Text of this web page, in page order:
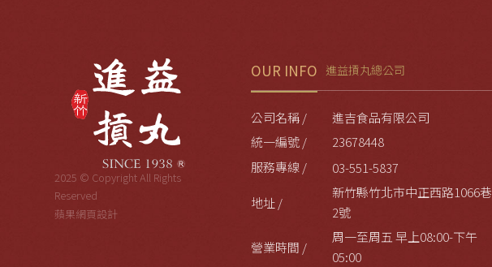
2025 © Copyright All Rights
Reserved
蘋果網頁設計
OUR INFO 進益摃丸總公司
公司名稱 /
進吉食品有限公司
統一編號 /
23678448
服務專線 /
03-551-5837
地址 /
新竹縣竹北市中正西路1066巷
2號
營業時間 /
周一至周五 早上08:00-下午
05:00